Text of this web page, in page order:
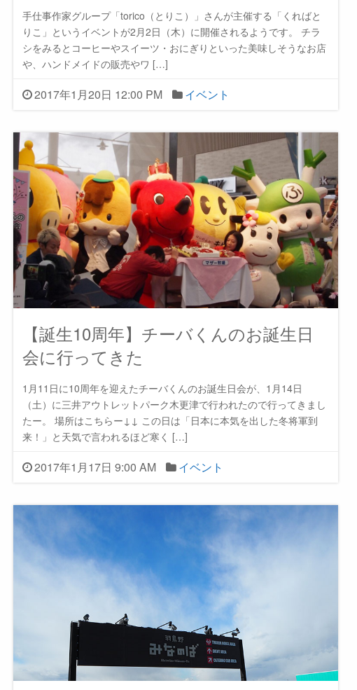
手仕事作家グループ「torico（とりこ）」さんが主催する「くればと
りこ」というイベントが2月2日（木）に開催されるようです。 チラ
シをみるとコーヒーやスイーツ・おにぎりといった美味しそうなお店
や、ハンドメイドの販売やワ […]
2017年1月20日 12:00 PM イベント
【誕生10周年】チーバくんのお誕生日
会に行ってきた
1月11日に10周年を迎えたチーバくんのお誕生日会が、1月14日
（土）に三井アウトレットパーク木更津で行われたので行ってきまし
たー。 場所はこちらー↓↓ この日は「日本に本気を出した冬将軍到
来！」と天気で言われるほど寒く […]
2017年1月17日 9:00 AM イベント